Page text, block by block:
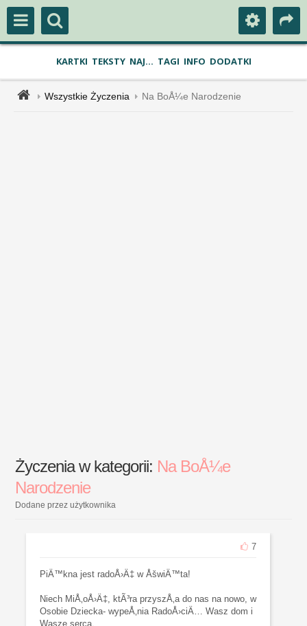
KARTKI TEKSTY NAJ... TAGI INFO DODATKI
Wszystkie Życzenia Na BoÅ¼e Narodzenie
Życzenia w kategorii: Na BoÅ¼e
Narodzenie
Dodane przez użytkownika
7
PiÄ™kna jest radoÅ›Ä‡ w ÅšwiÄ™ta!
Niech MiÅ‚oÅ›Ä‡, ktÃ³ra przyszÅ‚a do nas na nowo, w
Osobie Dziecka- wypeÅ‚nia RadoÅ›ciÄ… Wasz dom i
Wasze serca.